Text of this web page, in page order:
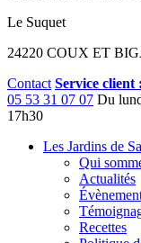
Le Suquet
24220 COUX ET
Contact Service client :
05 53 31 07 07 Du
17h30
Les Jardins de
Qui
Actualités
Recettes